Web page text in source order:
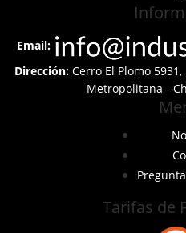
Email:
Dirección:Cerro El Plomo 5931,
Metropolitana -
Tarifas de